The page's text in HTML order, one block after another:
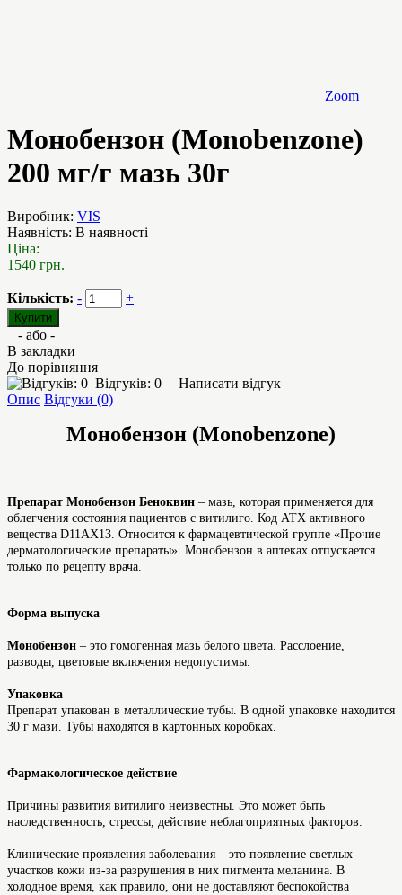
Zoom
Монобензон (Monobenzone)
200 мг/г мазь 30г
Виробник: VIS
Наявність: В наявності
Ціна:
1540 грн.
Кількість: - +
- або -
В закладки
До порівняння
Відгуків: 0 | Написати відгук
Опис Відгуки (0)
Монобензон (Monobenzone)
Препарат Монобензон Беноквин – мазь, которая применяется для
облегчения состояния пациентов с витилиго. Код АТХ активного
вещества D11AX13. Относится к фармацевтической группе «Прочие
дерматологические препараты». Монобензон в аптеках отпускается
только по рецепту врача.
Форма выпуска
Монобензон – это гомогенная мазь белого цвета. Расслоение,
разводы, цветовые включения недопустимы.
Упаковка
Препарат упакован в металлические тубы. В одной упаковке находится
30 г мази. Тубы находятся в картонных коробках.
Фармакологическое действие
Причины развития витилиго неизвестны. Это может быть
наследственность, стрессы, действие неблагоприятных факторов.
Клинические проявления заболевания – это появление светлых
участков кожи из-за разрушения в них пигмента меланина. В
холодное время, как правило, они не доставляют беспокойства